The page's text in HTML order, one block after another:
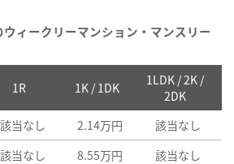
ィークリーマンション・マンスリー
1R 1K / 1DK
1LDK / 2K /
2DK
該当なし 2.14万円 該当なし
該当なし 8.55万円 該当なし